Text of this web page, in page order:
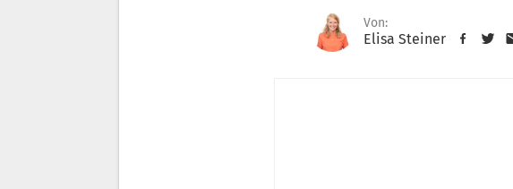
Von:
Elisa Steiner